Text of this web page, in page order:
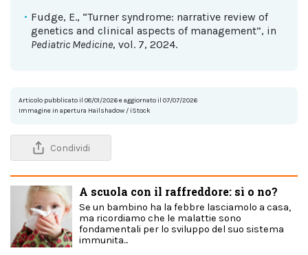
Fudge, E., “Turner syndrome: narrative review of
genetics and clinical aspects of management”, in
Pediatric Medicine, vol. 7, 2024.
Articolo pubblicato il 08/01/2026 e aggiornato il 07/07/2026
Immagine in apertura Hailshadow / iStock
Condividi
A scuola con il raffreddore: sì o no?
Se un bambino ha la febbre lasciamolo a casa,
ma ricordiamo che le malattie sono
fondamentali per lo sviluppo del suo sistema
immunita...